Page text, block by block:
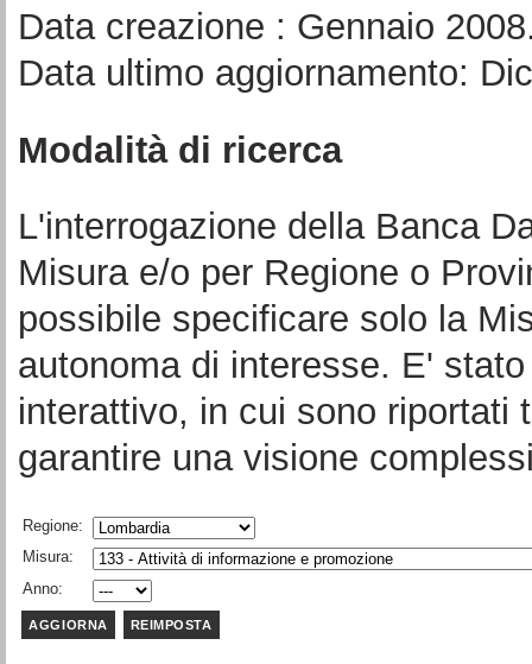
Data creazione : Gennaio
Data ultimo aggiornamento:
Modalità di ricerca
L'interrogazione della Banca
Misura e/o per Regione o
possibile specificare solo la
autonoma di interesse. E'
interattivo, in cui sono riportati
garantire una visione
Regione:
Misura:
Anno: